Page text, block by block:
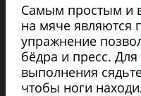
Самым простым и
на мяче являются
упражнение
бёдра и пресс.
выполнения
чтобы ноги